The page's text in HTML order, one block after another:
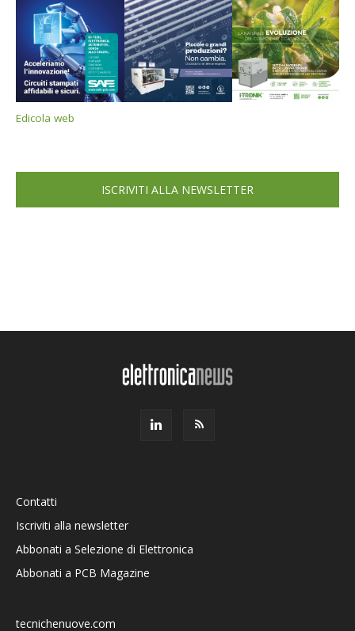
Edicola web
ISCRIVITI ALLA NEWSLETTER
Contatti
Iscriviti alla newsletter
Abbonati a Selezione di Elettronica
Abbonati a PCB Magazine
tecnichenuove.com